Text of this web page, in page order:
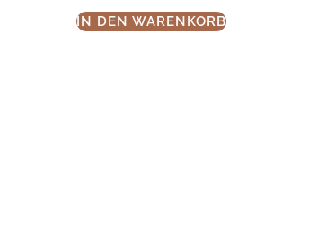
IN DEN WARENKORB